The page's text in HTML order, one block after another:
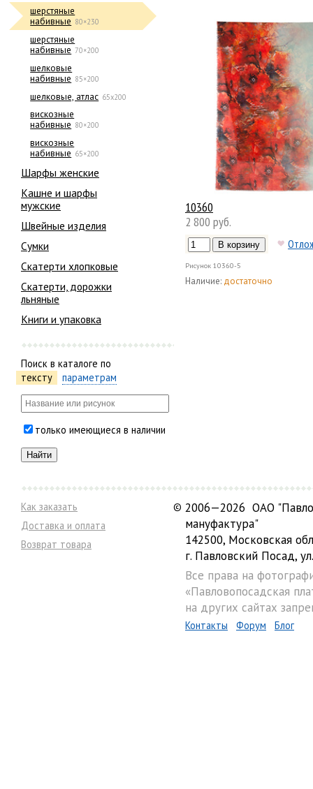
шерстяные
набивные 80×230
шерстяные
набивные 70×200
шелковые
набивные 85×200
шелковые, атлас 65х200
вискозные
набивные 80×200
вискозные
набивные 65×200
Шарфы женские
Кашне и шарфы
мужские
Швейные изделия
Сумки
Скатерти хлопковые
Скатерти, дорожки
льняные
Книги и упаковка
Поиск в каталоге по
тексту
параметрам
только имеющиеся в наличии
10360
2 800 руб.
Рисунок 10360-5
Наличие: достаточно
Как заказать
Доставка и оплата
Возврат товара
© 2006—2026 ОАО
мануфактура"
142500, Московская
г. Павловский Посад,
Все права на
«Павловопосадская
на других сайтах
Контакты Форум Блог